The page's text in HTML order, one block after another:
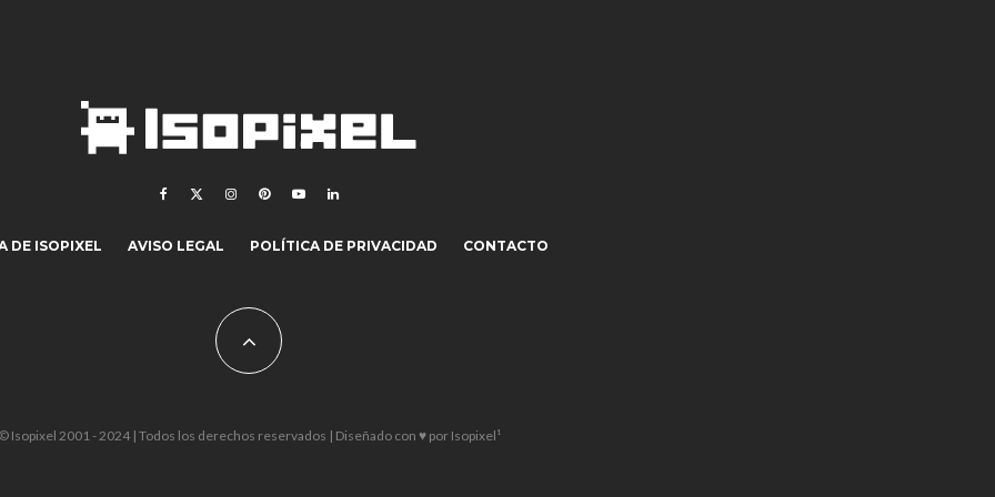
DE ISOPIXEL AVISO LEGAL POLÍTICA DE PRIVACIDAD CONTACTO
© Isopixel 2001 - 2024 | Todos los derechos reservados | Diseñado con ♥ por Isopixel¹